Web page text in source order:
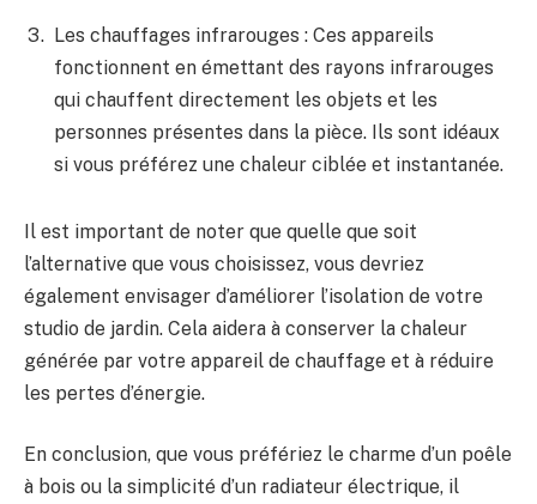
Les chauffages infrarouges : Ces​ appareils⁣
fonctionnent en émettant des rayons infrarouges
qui chauffent⁢ directement‍ les‍ objets et les
personnes présentes dans la pièce. Ils sont idéaux
si vous‌ préférez​ une chaleur ciblée ‌et instantanée.
Il est important de noter que quelle que soit
l’alternative que vous choisissez, vous devriez
‌également envisager ‍d’améliorer‍ l’isolation de votre⁤
studio⁢ de jardin. Cela aidera à conserver la chaleur
générée par votre appareil de⁣ chauffage et à réduire
les ‌pertes d’énergie.
En conclusion, que vous préfériez le charme d’un poêle
à bois ​ou la simplicité d’un radiateur électrique, il